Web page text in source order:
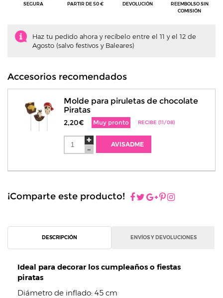
SEGURA
PARTIR DE 50 €
DEVOLUCIÓN
REEMBOLSO SIN
COMISIÓN
Haz tu pedido ahora y recíbelo entre el 11 y el 12 de
Agosto (salvo festivos y Baleares)
Accesorios recomendados
Molde para piruletas de chocolate
Piratas
2,20€ Muy pronto RECIBE (11/08)
AVISADME
¡Comparte este producto!
DESCRIPCIÓN ENVÍOS Y DEVOLUCIONES
Ideal para decorar los cumpleaños o fiestas
piratas
Diámetro de inflado: 45 cm